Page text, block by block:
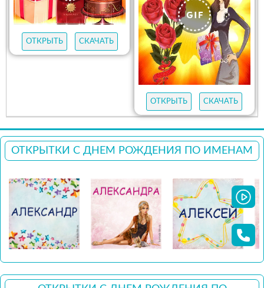
ОТКРЫТЬ СКАЧАТЬ
ОТКРЫТЬ СКАЧАТЬ
ОТКРЫТКИ С ДНЕМ РОЖДЕНИЯ ПО ИМЕНАМ